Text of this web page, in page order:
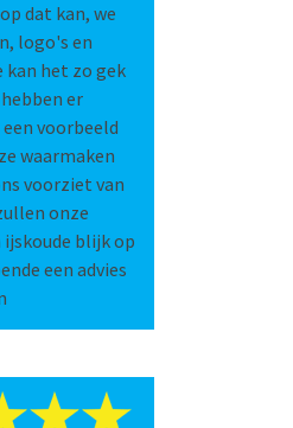
dat kan, we
logo's en
kan het zo gek
er
voorbeeld
waarmaken
voorziet van
onze
blijk op
een advies